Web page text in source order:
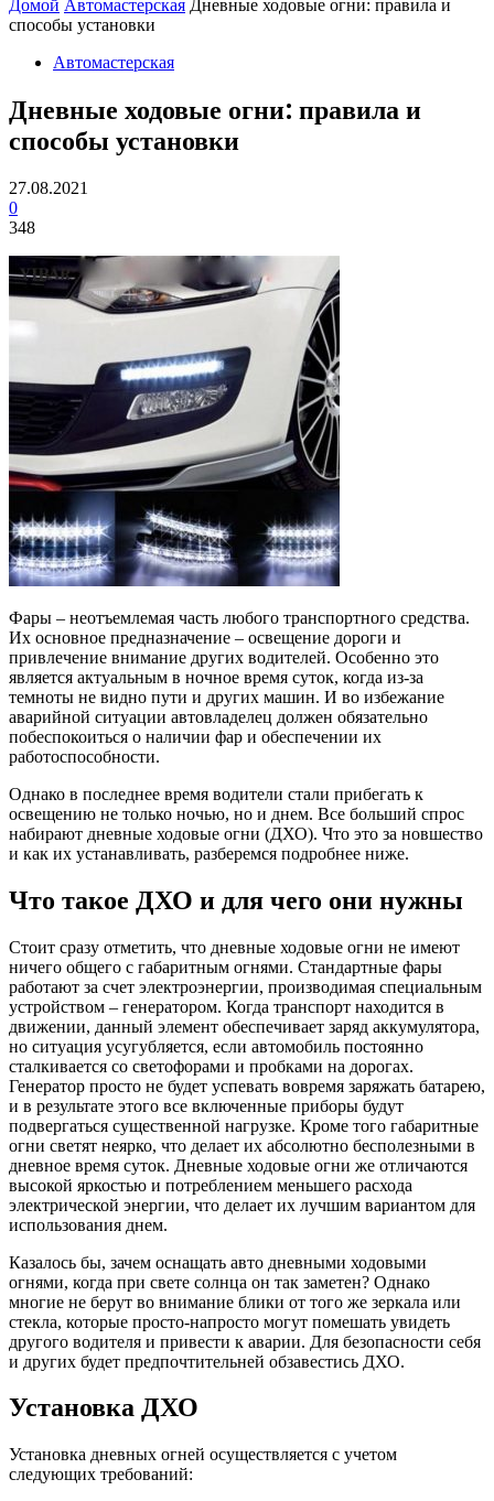
Домой Автомастерская Дневные ходовые огни: правила и
способы установки
Автомастерская
Дневные ходовые огни: правила и
способы установки
27.08.2021
0
348
Фары – неотъемлемая часть любого транспортного средства.
Их основное предназначение – освещение дороги и
привлечение внимание других водителей. Особенно это
является актуальным в ночное время суток, когда из-за
темноты не видно пути и других машин. И во избежание
аварийной ситуации автовладелец должен обязательно
побеспокоиться о наличии фар и обеспечении их
работоспособности.
Однако в последнее время водители стали прибегать к
освещению не только ночью, но и днем. Все больший спрос
набирают дневные ходовые огни (ДХО). Что это за новшество
и как их устанавливать, разберемся подробнее ниже.
Что такое ДХО и для чего они нужны
Стоит сразу отметить, что дневные ходовые огни не имеют
ничего общего с габаритным огнями. Стандартные фары
работают за счет электроэнергии, производимая специальным
устройством – генератором. Когда транспорт находится в
движении, данный элемент обеспечивает заряд аккумулятора,
но ситуация усугубляется, если автомобиль постоянно
сталкивается со светофорами и пробками на дорогах.
Генератор просто не будет успевать вовремя заряжать батарею,
и в результате этого все включенные приборы будут
подвергаться существенной нагрузке. Кроме того габаритные
огни светят неярко, что делает их абсолютно бесполезными в
дневное время суток. Дневные ходовые огни же отличаются
высокой яркостью и потреблением меньшего расхода
электрической энергии, что делает их лучшим вариантом для
использования днем.
Казалось бы, зачем оснащать авто дневными ходовыми
огнями, когда при свете солнца он так заметен? Однако
многие не берут во внимание блики от того же зеркала или
стекла, которые просто-напросто могут помешать увидеть
другого водителя и привести к аварии. Для безопасности себя
и других будет предпочтительней обзавестись ДХО.
Установка ДХО
Установка дневных огней осуществляется с учетом
следующих требований: